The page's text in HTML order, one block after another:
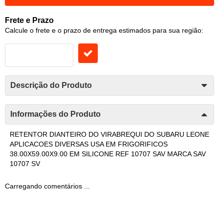
Frete e Prazo
Calcule o frete e o prazo de entrega estimados para sua região:
Descrição do Produto
Informações do Produto
RETENTOR DIANTEIRO DO VIRABREQUI DO SUBARU LEONE
APLICACOES DIVERSAS USA EM FRIGORIFICOS
38.00X59.00X9.00 EM SILICONE REF 10707 SAV MARCA SAV
10707 SV
Carregando comentários ...